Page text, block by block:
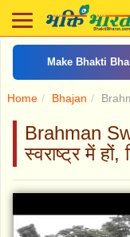
Make Bhakti
Home Bhajan
Brahman
स्वराष्ट्र में हों,